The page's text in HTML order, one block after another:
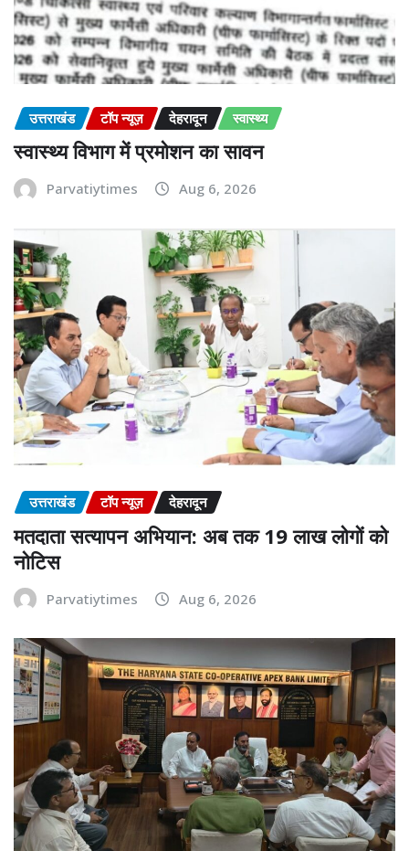
उत्तराखंड टॉप न्यूज़ देहरादून स्वास्थ्य
स्वास्थ्य विभाग में प्रमोशन का सावन
Parvatiytimes Aug 6, 2026
उत्तराखंड टॉप न्यूज़ देहरादून
मतदाता सत्यापन अभियान: अब तक 19 लाख लोगों को
नोटिस
Parvatiytimes Aug 6, 2026